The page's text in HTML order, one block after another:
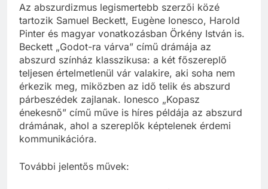
Az abszurdizmus legismertebb szerzői közé
tartozik Samuel Beckett, Eugène Ionesco, Harold
Pinter és magyar vonatkozásban Örkény István is.
Beckett „Godot-ra várva” című drámája az
abszurd színház klasszikusa: a két főszereplő
teljesen értelmetlenül vár valakire, aki soha nem
érkezik meg, miközben az idő telik és abszurd
párbeszédek zajlanak. Ionesco „Kopasz
énekesnő” című műve is híres példája az abszurd
drámának, ahol a szereplők képtelenek érdemi
kommunikációra.
További jelentős művek: